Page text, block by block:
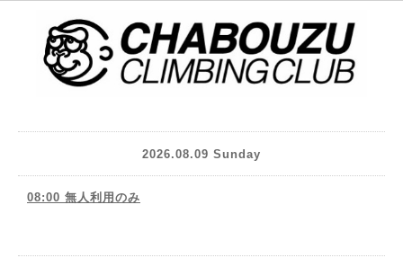
2026.08.09 Sunday
08:00 無人利用のみ